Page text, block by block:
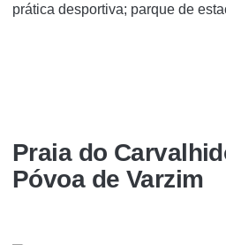
prática desportiva; parque de
Praia do
Póvoa de Varzim